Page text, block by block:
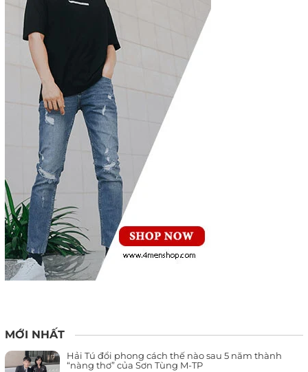
MỚI NHẤT
Hải Tú đổi phong cách thế nào sau 5 năm thành
“nàng thơ” của Sơn Tùng M-TP